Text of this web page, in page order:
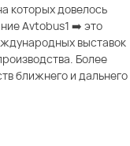
которых довелось
Avtobus1 ➡️ это
выставок
Более
ближнего и дальнего